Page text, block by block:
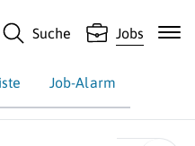
Suche Jobs
Job-Alarm